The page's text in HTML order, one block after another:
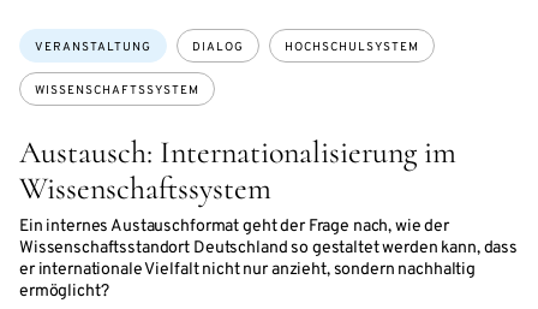
Austausch: Internationalisierung im
Wissenschaftssystem
Ein internes Austauschformat geht der Frage nach, wie der
Wissenschaftsstandort Deutschland so gestaltet werden kann, dass
er internationale Vielfalt nicht nur anzieht, sondern nachhaltig
ermöglicht?
Themen:
VERANSTALTUNG DIALOG HOCHSCHULSYSTEM
WISSENSCHAFTSSYSTEM